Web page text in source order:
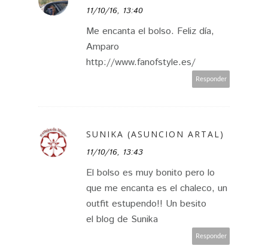
11/10/16, 13:40
Me encanta el bolso. Feliz día,
Amparo
http://www.fanofstyle.es/
Responder
SUNIKA (ASUNCION ARTAL)
11/10/16, 13:43
El bolso es muy bonito pero lo
que me encanta es el chaleco, un
outfit estupendo!! Un besito
el blog de Sunika
Responder